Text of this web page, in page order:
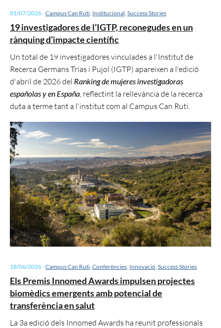
01/07/2026-Campus Can Ruti, Institucional, Success Stories
19 investigadores de l’IGTP, reconegudes en un
rànquing d’impacte científic
Un total de 19 investigadores vinculades a l'Institut de
Recerca Germans Trias i Pujol (IGTP) apareixen a l'edició
d'abril de 2026 del Ranking de mujeres investigadoras
españolas y en España , reflectint la rellevància de la recerca
duta a terme tant a l'institut com al Campus Can Ruti.
18/06/2026-Campus Can Ruti, Conferències, Innovació, Success Stories
Els Premis Innomed Awards impulsen projectes
biomèdics emergents amb potencial de
transferència en salut
La 3a edició dels Innomed Awards ha reunit professionals